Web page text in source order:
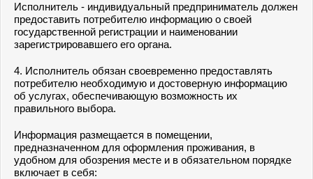
Исполнитель - индивидуальный предприниматель должен
предоставить потребителю информацию о своей
государственной регистрации и наименовании
зарегистрировавшего его органа.
4. Исполнитель обязан своевременно предоставлять
потребителю необходимую и достоверную информацию
об услугах, обеспечивающую возможность их
правильного выбора.
Информация размещается в помещении,
предназначенном для оформления проживания, в
удобном для обозрения месте и в обязательном порядке
включает в себя: